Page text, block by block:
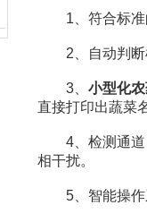
1、符合标准
2、自动判断
3、 小型化
直接打印出蔬菜
4、检测通道：
相干扰。
5、智能操作系